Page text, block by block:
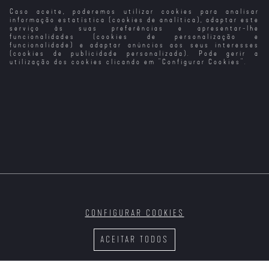
Caso aceite, poderemos utilizar cookies para analisar
informação estatística (cookies de analítica), adaptar este
serviço às suas preferências e apresentar-lhe
funcionalidades (cookies de personalização e
funcionalidade) e adaptar anúncios aos seus interesses
(cookies de publicidade personalizada). Pode gerir a
utilização dos cookies clicando em " Configurar Cookies ".
ACEITAR TODOS
CONFIGURAR COOKIES
Surpresa de
Natal - O
Milagre de Tina
Surpresa de
Natal - O
Príncipe de Mia
Surpresa de
Natal - O
Destino de Lily
Surpresa de
Natal - O
Reencontro de
Olivia
Natal
Derreter o
Coração